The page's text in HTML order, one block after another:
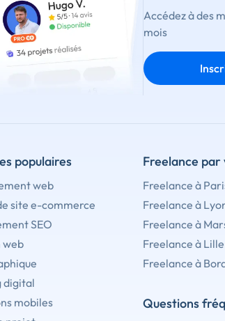
Accédez à des
mois
populaires
web
site e-commerce
SEO
web
digital
mobiles
Freelance par
Freelance à
Freelance à
Freelance à
Freelance à Lille
Freelance à
Questions